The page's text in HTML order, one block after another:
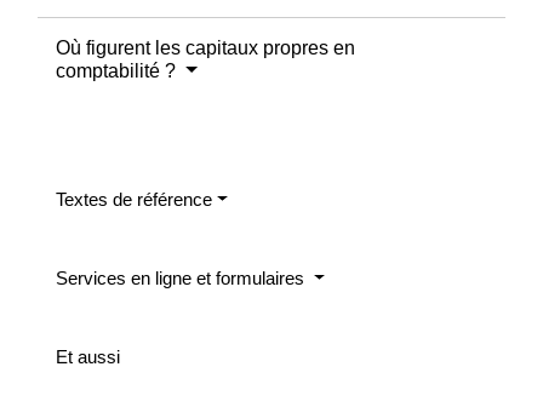
Où figurent les capitaux propres en
comptabilité ?
Textes de référence
Services en ligne et formulaires
Et aussi